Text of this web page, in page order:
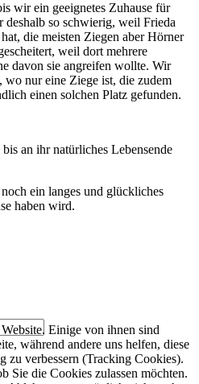
wir ein geeignetes Zuhause für
deshalb so schwierig, weil Frieda
die meisten Ziegen aber Hörner
weil dort mehrere
davon sie angreifen wollte. Wir
wo nur eine Ziege ist, die zudem
einen solchen Platz gefunden.
an ihr natürliches Lebensende
ein langes und glückliches
haben wird.
Einige von ihnen sind
während andere uns helfen, diese
zu verbessern (Tracking Cookies).
Sie die Cookies zulassen möchten.